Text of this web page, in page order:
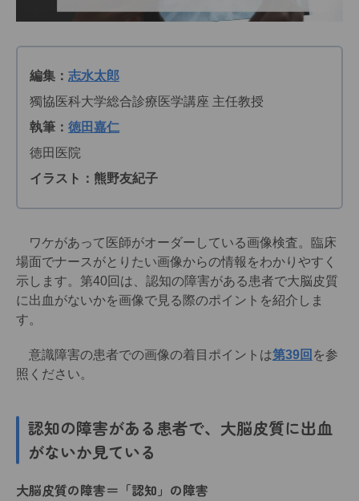
編集： 志水太郎
獨協医科大学総合診療医学講座 主任教授
執筆： 徳田嘉仁
徳田医院
イラスト：熊野友紀子
ワケがあって医師がオーダーしている画像検査。臨床
場面でナースがとりたい画像からの情報をわかりやすく
示します。第40回は、認知の障害がある患者で大脳皮質
に出血がないかを画像で見る際のポイントを紹介しま
す。
意識障害の患者での画像の着目ポイントは第39回 を参
照ください。
認知の障害がある患者で、大脳皮質に出血
がないか見ている
大脳皮質の障害＝「認知」の障害